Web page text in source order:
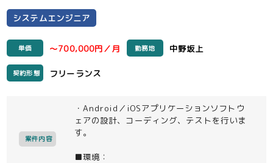
システムエンジニア
単価 ～700,000円／月 勤務地 中野坂上
契約形態 フリーランス
案件内容
・Android／iOSアプリケーションソフトウ
ェアの設計、コーディング、テストを行いま
す。
■環境：